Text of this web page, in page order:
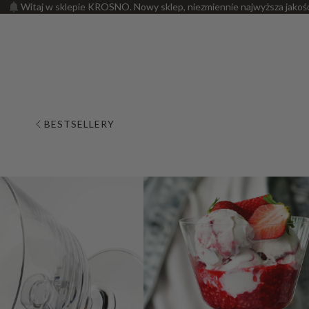
Witaj w sklepie KROSNO. Nowy sklep, niezmiennie najwyższa
BESTSELLERY